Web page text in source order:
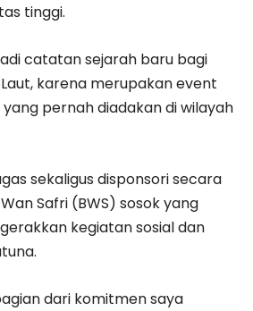
tinggi.
catatan sejarah baru bagi
karena merupakan event
pernah diadakan di wilayah
sekaligus disponsori secara
Safri (BWS) sosok yang
kegiatan sosial dan
dari komitmen saya